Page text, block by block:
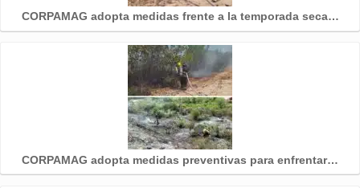
CORPAMAG adopta medidas frente a la temporada seca…
CORPAMAG adopta medidas preventivas para enfrentar…